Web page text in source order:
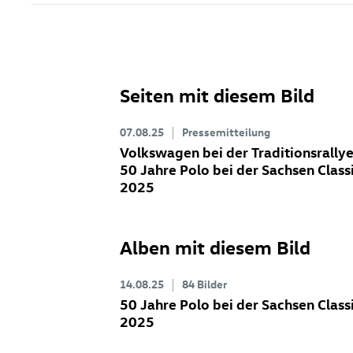
Seiten mit diesem Bild
07.08.25 Pressemitteilung
Volkswagen bei der
50 Jahre Polo bei der Sachsen
2025
Alben mit diesem Bild
14.08.25 84 Bilder
50 Jahre Polo bei der Sachsen
2025